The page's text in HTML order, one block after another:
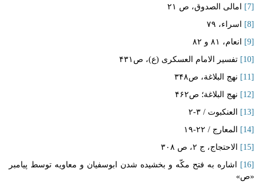
[7]
امالی الصدوق، ص ۲۱
[8]
اسراء، ۷۹
[9]
انعام، ۸۱ و ۸۲
[10]
تفسیر الامام العسکری (ع)، ص۴۳۱
[11]
نهج البلاغة، ص۳۴۸
[12]
نهج البلاغة؛ ص۴۶۲
[13]
العنکبوت / ۳-۲
[14]
المعارج / ۲۲-۱۹
[15]
الاحتجاج، ج ۲، ص ۳۰۸
[16]
اشاره به فتح مکّه و بخشیده شدن ابوسفیان و معاویه توسط پیامبر
«ص»